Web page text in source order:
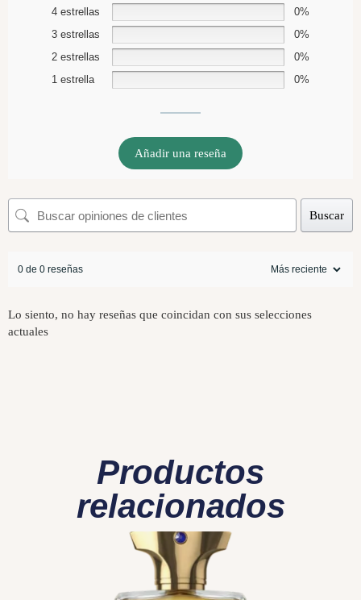
4 estrellas
0%
3 estrellas
0%
2 estrellas
0%
1 estrella
0%
Añadir una reseña
Buscar
0 de 0 reseñas
Lo siento, no hay reseñas que coincidan con sus selecciones
actuales
Productos
relacionados